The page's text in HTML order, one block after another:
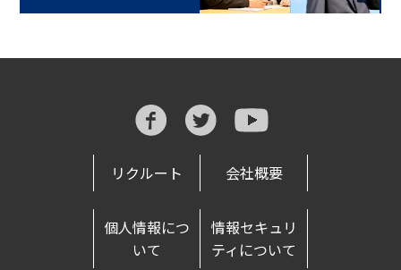
リクルート 会社概要
個人情報につ
いて
情報セキュリ
ティについて